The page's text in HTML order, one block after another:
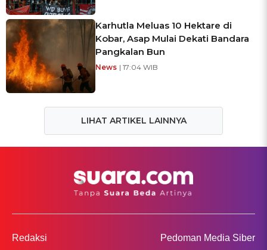
Karhutla Meluas 10 Hektare di
Kobar, Asap Mulai Dekati Bandara
Pangkalan Bun
News | 17:04 WIB
LIHAT ARTIKEL LAINNYA
Redaksi Pedoman Media Siber